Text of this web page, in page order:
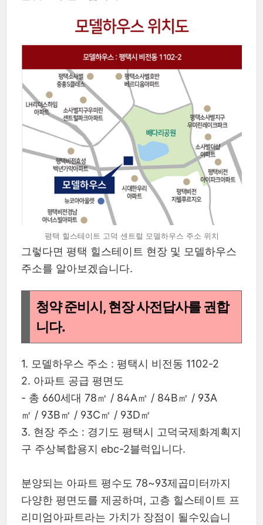
평택 힐스테이트 고덕 센트럴 모델하우스 주소 위치
그렇다면 평택 힐스테이트 현장 및 모델하우스
주소를 알아보겠습니다.
청약 준비시, 현장 사전답사를 권합
니다.
1. 모델하우스 주소 : 평택시 비전동 1102-2
2. 아파트 공급 평면도
- 총 660세대 78㎡ / 84A㎡ / 84B㎡ / 93A
㎡ / 93B㎡ / 93C㎡ / 93D㎡
3. 현장 주소 : 경기도 평택시 고덕국제화계획지
구 주상복합용지 ebc-2블럭입니다.
분양되는 아파트 평수도 78~93제곱미터까지
다양한 평면도를 제공하며, 고층 힐스테이트 프
리미엄아파트라는 가치가 장점이 될수있습니